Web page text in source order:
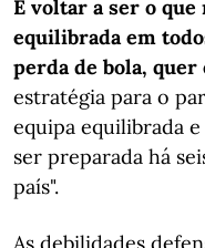
E voltar a ser o que
equilibrada em
perda de bola,
estratégia para o
equipa equilibrada
ser preparada há
país".